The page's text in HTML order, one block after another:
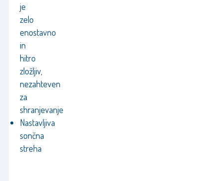
je
zelo
enostavno
in
hitro
zložljiv,
nezahteven
za
shranjevanje
Nastavljiva
sončna
streha